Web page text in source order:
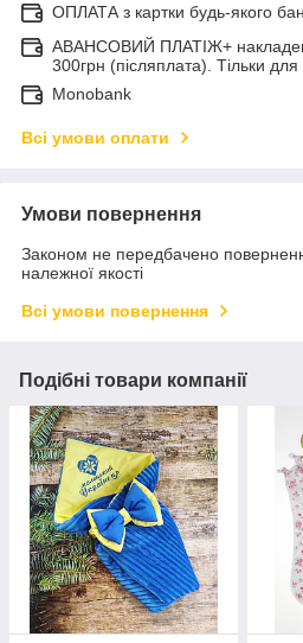
ОПЛАТА з картки будь-якого
АВАНСОВИЙ ПЛАТІЖ+
300грн (післяплата). Тільки
Monobank
Всі умови оплати
Умови повернення
Законом не передбачено
належної якості
Всі умови повернення
Подібні товари компанії